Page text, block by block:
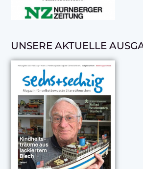
UNSERE AKTUELLE